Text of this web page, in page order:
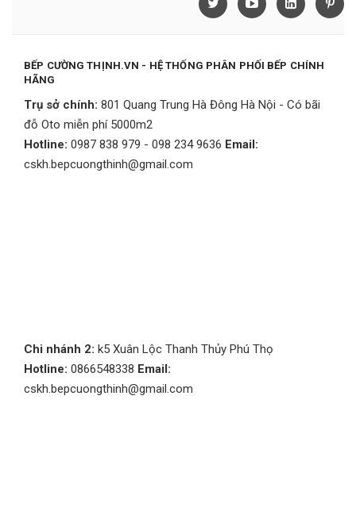
BẾP CƯỜNG THỊNH.VN - HỆ THỐNG PHÂN PHỐI BẾP CHÍNH
HÃNG
Trụ sở chính: 801 Quang Trung Hà Đông Hà Nội - Có bãi
đỗ Oto miễn phí 5000m2
Hotline: 0987 838 979 - 098 234 9636 Email:
cskh.bepcuongthinh@gmail.com
Chi nhánh 2: k5 Xuân Lộc Thanh Thủy Phú Thọ
Hotline: 0866548338 Email:
cskh.bepcuongthinh@gmail.com